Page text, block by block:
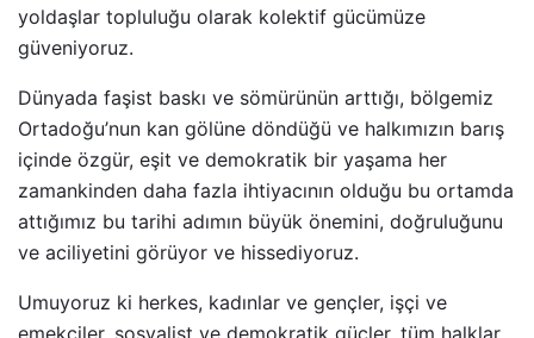
yoldaşlar topluluğu olarak kolektif gücümüze
güveniyoruz.
Dünyada faşist baskı ve sömürünün arttığı, bölgemiz
Ortadoğu’nun kan gölüne döndüğü ve halkımızın barış
içinde özgür, eşit ve demokratik bir yaşama her
zamankinden daha fazla ihtiyacının olduğu bu ortamda
attığımız bu tarihi adımın büyük önemini, doğruluğunu
ve aciliyetini görüyor ve hissediyoruz.
Umuyoruz ki herkes, kadınlar ve gençler, işçi ve